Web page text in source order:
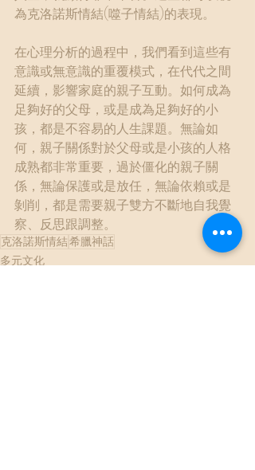
為克洛諾斯情結(噬子情結)的表現。
在心理分析的過程中，我們看到這些有
意識或無意識的重覆模式，在代代之間
延續，影響家庭的親子互動。如何成為
足夠好的父母，或是成為足夠好的小
孩，都是不容易的人生課題。無論如
何，親子關係對於父母或是小孩的人格
成熟都非常重要，過於僵化的親子關
係，無論保護或是放任，無論依賴或是
剝削，都是需要親子雙方不斷地自我覺
察、反思跟調整。
克洛諾斯情結希臘神話
多元文化